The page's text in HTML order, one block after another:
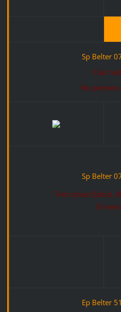
Sp Belter
Casi
No pienses
Sp Belter
Tres cosas (Salud,
El
Ep Belter